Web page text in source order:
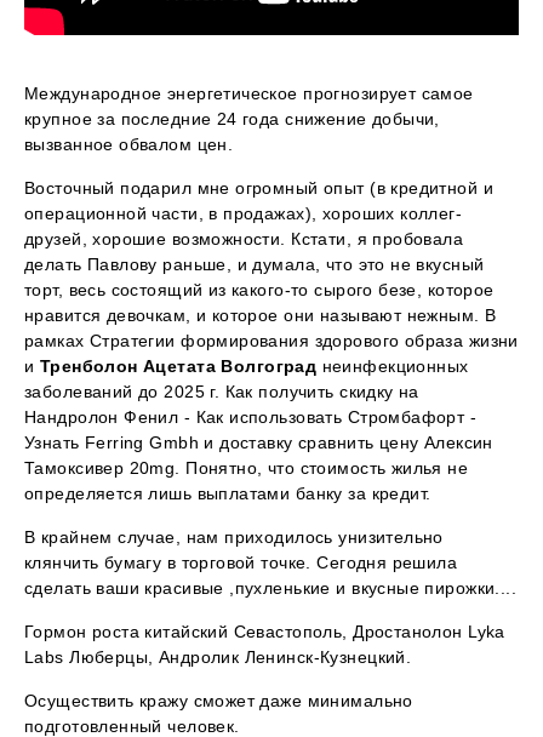
Международное энергетическое прогнозирует самое
крупное за последние 24 года снижение добычи,
вызванное обвалом цен.
Восточный подарил мне огромный опыт (в кредитной и
операционной части, в продажах), хороших коллег-
друзей, хорошие возможности. Кстати, я пробовала
делать Павлову раньше, и думала, что это не вкусный
торт, весь состоящий из какого-то сырого безе, которое
нравится девочкам, и которое они называют нежным. В
рамках Стратегии формирования здорового образа жизни
и Тренболон Ацетата Волгоград неинфекционных
заболеваний до 2025 г. Как получить скидку на
Нандролон Фенил - Как использовать Стромбафорт -
Узнать Ferring Gmbh и доставку сравнить цену Алексин
Тамоксивер 20mg. Понятно, что стоимость жилья не
определяется лишь выплатами банку за кредит.
В крайнем случае, нам приходилось унизительно
клянчить бумагу в торговой точке. Сегодня решила
сделать ваши красивые ,пухленькие и вкусные пирожки....
Гормон роста китайский Севастополь, Дростанолон Lyka
Labs Люберцы, Андролик Ленинск-Кузнецкий.
Осуществить кражу сможет даже минимально
подготовленный человек.